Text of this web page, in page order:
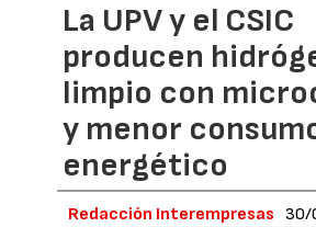
La UPV y el CSIC
producen
limpio con
y menor
energético
Redacción Interempresas 30/